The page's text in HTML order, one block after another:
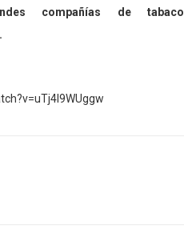
compañías de tabaco